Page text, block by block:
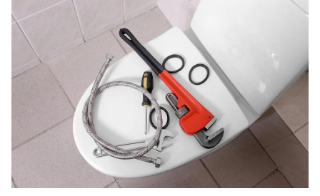
fréquente qu’on ne le pense dans les pièces humides,
nécessite une intervention rapide et qualifiée pour
éviter que les dégâts […]